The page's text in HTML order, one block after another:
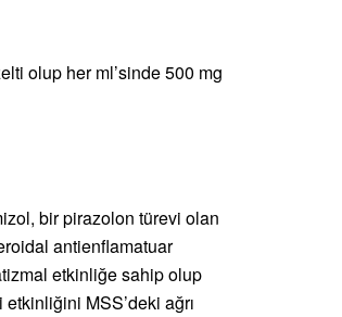
olup her ml’sinde 500 mg
bir pirazolon türevi olan
antienflamatuar
etkinliğe sahip olup
MSS’deki ağrı